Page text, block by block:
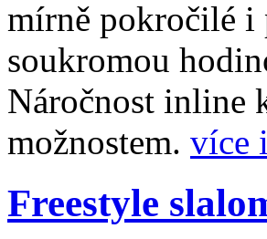
mírně pokročilé
soukromou
Náročnost inline
možnostem. více
Freestyle